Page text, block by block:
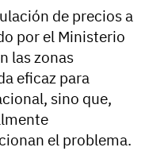
de precios a
por el Ministerio
las zonas
eficaz para
sino que,
el problema.